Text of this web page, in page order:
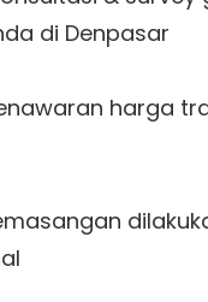
di Denpasar
harga